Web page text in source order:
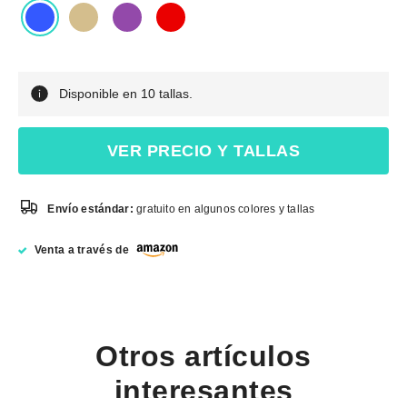
Disponible en 10 tallas.
VER PRECIO Y TALLAS
Envío estándar:gratuito en algunos colores y tallas
Venta a través de
Otros artículos
interesantes